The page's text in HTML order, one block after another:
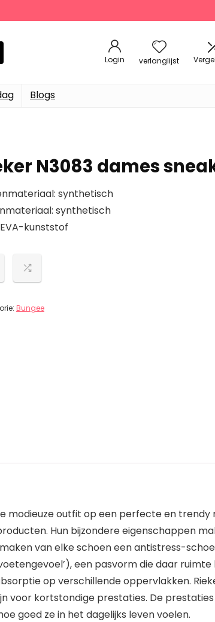
Login verlanglijst
Blogs
N3083 dames
synthetisch
synthetisch
kunststof
Bungee
modieuze outfit op een perfecte en trendy
Hun bijzondere eigenschappen
van elke schoen een antistress-
een pasvorm die daar
op verschillende oppervlakken.
voor kortstondige prestaties. De
goed ze in het dagelijks leven voelen.